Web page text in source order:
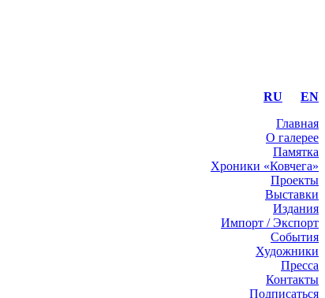
RU
EN
Главная
О галерее
Памятка
Хроники «Ковчега»
Проекты
Выставки
Издания
Импорт / Экспорт
События
Художники
Пресса
Контакты
Подписаться